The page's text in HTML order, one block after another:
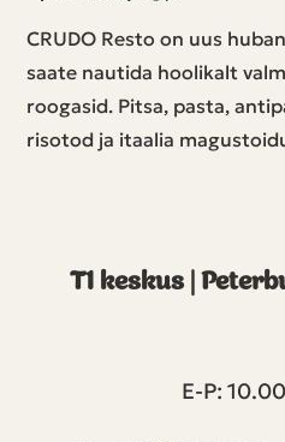
CRUDO Resto on uus
saate nautida hoolikalt
roogasid. Pitsa, pasta,
risotod ja itaalia
T1 keskus |
E-P: